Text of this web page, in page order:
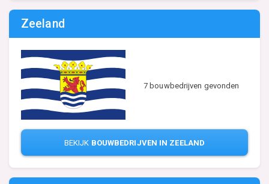
Zeeland
7 bouwbedrijven gevonden
BEKIJK BOUWBEDRIJVEN IN ZEELAND